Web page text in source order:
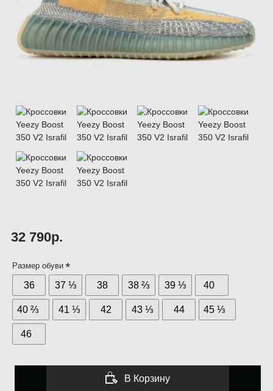
32 790р.
Размер обуви
36 37 ⅓ 38 38 ⅔ 39 ⅓ 40
40 ⅔ 41 ⅓ 42 43 ⅓ 44 45 ⅓
46
В Корзину